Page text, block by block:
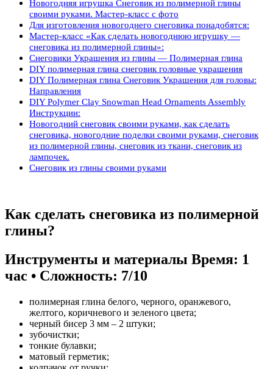
Новогодняя игрушка Снеговик из полимерной глины
своими руками. Мастер-класс с фото
Для изготовления новогоднего снеговика понадобятся:
Мастер-класс «Как сделать новогоднюю игрушку —
снеговика из полимерной глины»:
Снеговики Украшения из глины — Полимерная глина
DIY полимерная глина снеговик головные украшения
DIY Полимерная глина Снеговик Украшения для головы:
Направления
DIY Polymer Clay Snowman Head Ornaments Assembly
Инструкции:
Новогодний снеговик своими руками, как сделать
снеговика, новогодние поделки своими руками, снеговик
из полимерной глины, снеговик из ткани, снеговик из
лампочек.
Снеговик из глины своими руками
Как сделать снеговика из полимерной
глины?
Инструменты и материалы Время: 1
час • Сложность: 7/10
полимерная глина белого, черного, оранжевого,
желтого, коричневого и зеленого цвета;
черный бисер 3 мм – 2 штуки;
зубочистки;
тонкие булавки;
матовый герметик;